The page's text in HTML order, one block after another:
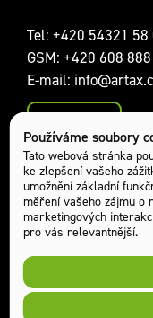
Používáme soubory
Tato webová stránka
ke zlepšení vašeho
umožnění základní
měření vašeho zájmu o
marketingových
pro vás relevantnější.
Sociální sítě:
Tel: +420 54321 58
GSM: +420 608
E-mail:
Kontakty